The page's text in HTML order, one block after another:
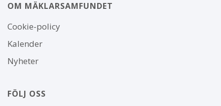
OM MÄKLARSAMFUNDET
Om
webbplatsen
Cookie-policy
Kalender
Nyheter
FÖLJ OSS